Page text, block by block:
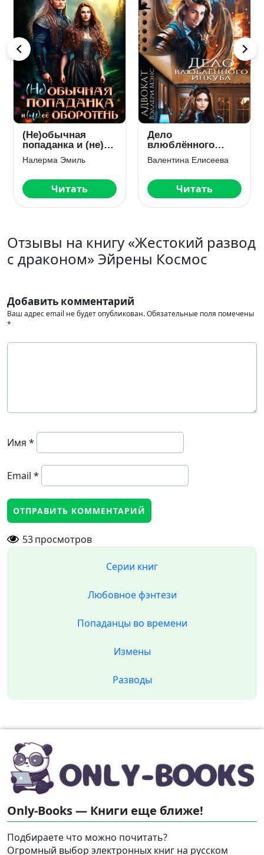
(Не)обычная
попаданка и (не)
ее оборотень
Налерма Эмиль
Читать
Дело
влюблённого
инкуба
Валентина Елисеева
Читать
Отзывы на книгу «Жестокий развод
с драконом» Эйрены Космос
Добавить комментарий
Ваш адрес email не будет опубликован.Обязательные поля помечены
*
Имя *
Email *
53просмотров
Серии книг
Любовное фэнтези
Попаданцы во времени
Измены
Разводы
Only-Books — Книги еще ближе!
Подбираете что можно почитать?
Огромный выбор электронных книг на русском